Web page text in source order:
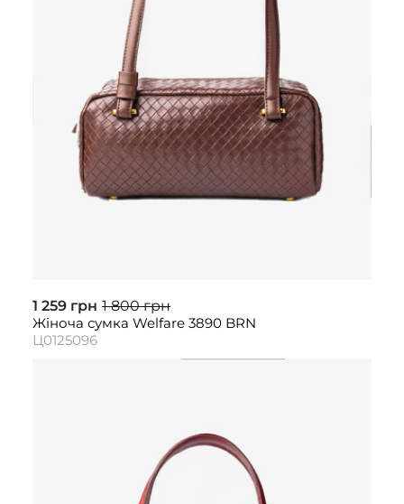
1 259 грн 1 800 грн
Жіноча сумка Welfare 3890 BRN
Ц0125096